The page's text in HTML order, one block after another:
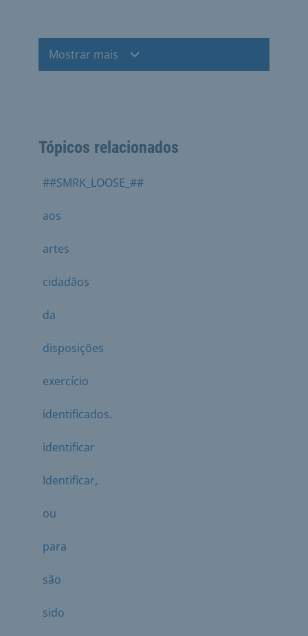
Mostrar mais
Tópicos relacionados
##SMRK_LOOSE_##
aos
artes
cidadãos
da
disposições
exercício
identificados.
identificar
Identificar,
ou
para
são
sido